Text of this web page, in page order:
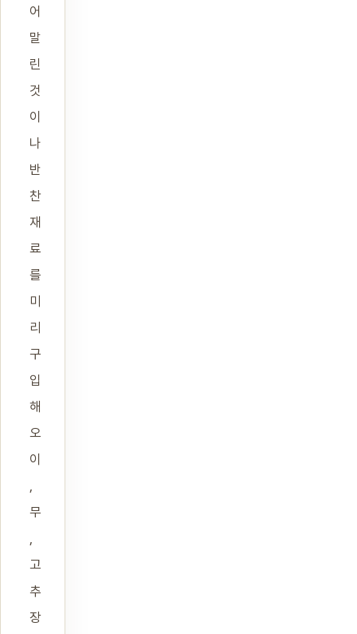
어
말
린
것
이
나
반
찬
재
료
를
미
리
구
입
해
오
이
무
고
추
장